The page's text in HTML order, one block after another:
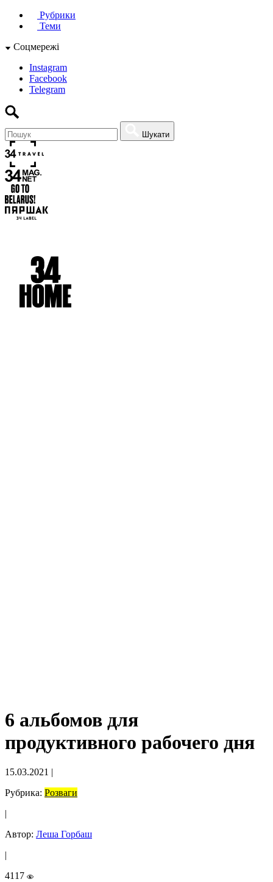
Рубрики
Теми
Соцмережі
Instagram
Facebook
Telegram
Шукати
6 альбомов для
продуктивного рабочего дня
15.03.2021 |
Рубрика: Розваги
|
Автор: Леша Горбаш
|
4117